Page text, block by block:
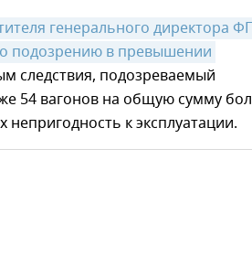
генерального директора
подозрению в превышении
следствия, подозреваемый
54 вагонов на общую сумму
непригодность к эксплуатации.